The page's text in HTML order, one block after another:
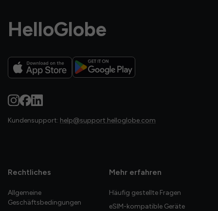
HelloGlobe
Kundensupport: help@support.helloglobe.com
Rechtliches
Allgemeine
Geschäftsbedingungen
Mehr erfahren
Häufig gestellte Fragen
eSIM-kompatible Geräte